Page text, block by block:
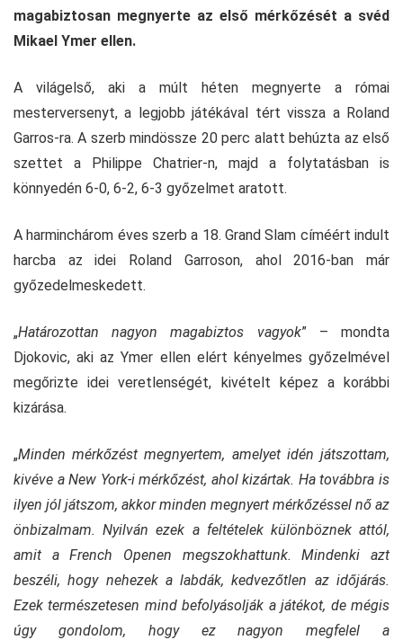
magabiztosan megnyerte az első mérkőzését a svéd
Mikael Ymer ellen.
A világelső, aki a múlt héten megnyerte a római
mesterversenyt, a legjobb játékával tért vissza a Roland
Garros-ra. A szerb mindössze 20 perc alatt behúzta az első
szettet a Philippe Chatrier-n, majd a folytatásban is
könnyedén 6-0, 6-2, 6-3 győzelmet aratott.
A harminchárom éves szerb a 18. Grand Slam címéért indult
harcba az idei Roland Garroson, ahol 2016-ban már
győzedelmeskedett.
„Határozottan nagyon magabiztos vagyok” – mondta
Djokovic, aki az Ymer ellen elért kényelmes győzelmével
megőrizte idei veretlenségét, kivételt képez a korábbi
kizárása.
„Minden mérkőzést megnyertem, amelyet idén játszottam,
kivéve a New York-i mérkőzést, ahol kizártak. Ha továbbra is
ilyen jól játszom, akkor minden megnyert mérkőzéssel nő az
önbizalmam. Nyilván ezek a feltételek különböznek attól,
amit a French Openen megszokhattunk. Mindenki azt
beszéli, hogy nehezek a labdák, kedvezőtlen az időjárás.
Ezek természetesen mind befolyásolják a játékot, de mégis
úgy gondolom, hogy ez nagyon megfelel a